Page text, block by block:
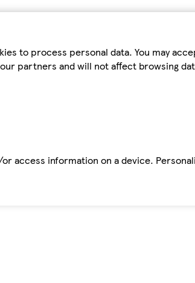
to process personal data. You may
partners and will not affect browsing
access information on a device.